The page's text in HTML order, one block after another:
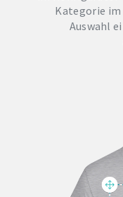
Kategorie
Auswahl